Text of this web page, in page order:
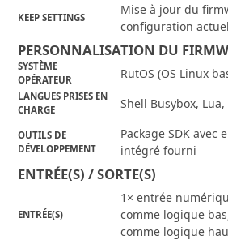
KEEP SETTINGS
Mise à jour du
configuration
PERSONNALISATION DU
SYSTÈME
OPÉRATEUR
RutOS (OS Linux
LANGUES PRISES EN
CHARGE
Shell Busybox, Lua,
OUTILS DE
DÉVELOPPEMENT
Package SDK avec
intégré fourni
ENTRÉE(S) / SORTE(S)
ENTRÉE(S)
1× entrée
comme logique
comme logique